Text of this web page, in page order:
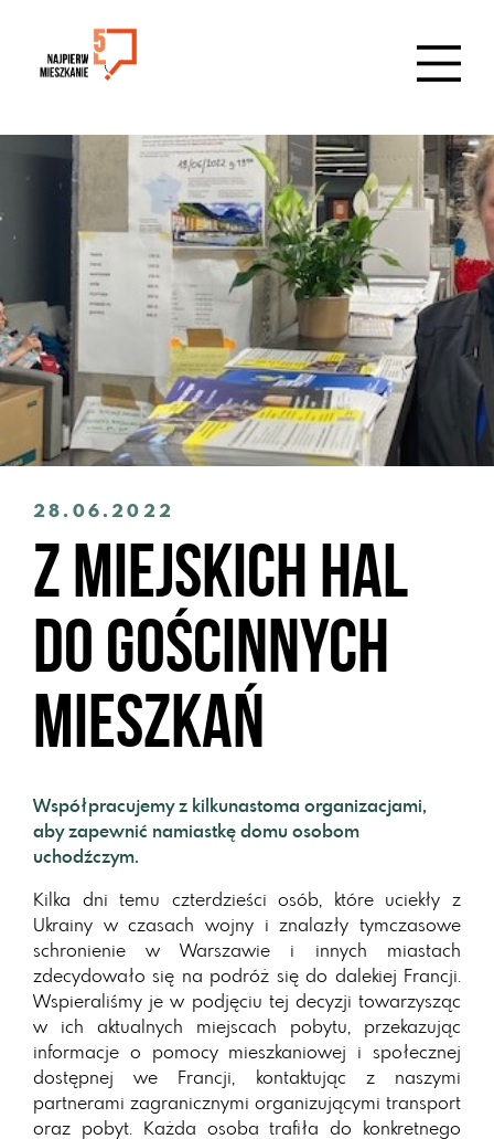
28.06.2022
Z miejskich hal
do gościnnych
mieszkań
Współpracujemy z kilkunastoma organizacjami,
aby zapewnić namiastkę domu osobom
uchodźczym.
Kilka dni temu czterdzieści osób, które uciekły z
Ukrainy w czasach wojny i znalazły tymczasowe
schronienie w Warszawie i innych miastach
zdecydowało się na podróż się do dalekiej Francji.
Wspieraliśmy je w podjęciu tej decyzji towarzysząc
w ich aktualnych miejscach pobytu, przekazując
informacje o pomocy mieszkaniowej i społecznej
dostępnej we Francji, kontaktując z naszymi
partnerami zagranicznymi organizującymi transport
oraz pobyt. Każda osoba trafiła do konkretnego